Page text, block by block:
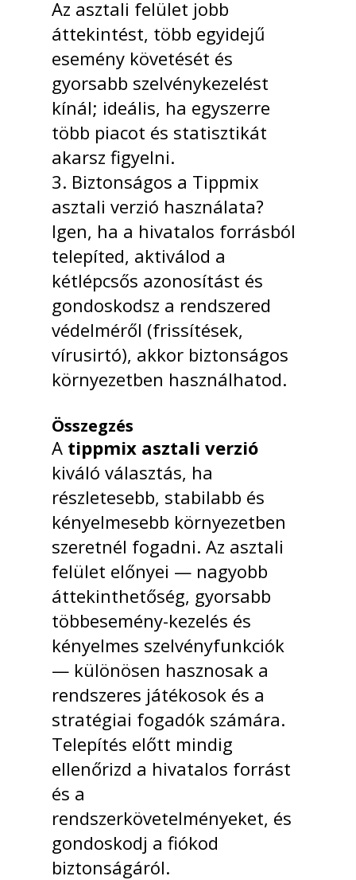
Az asztali felület jobb
áttekintést, több egyidejű
esemény követését és
gyorsabb szelvénykezelést
kínál; ideális, ha egyszerre
több piacot és statisztikát
akarsz figyelni.
3. Biztonságos a Tippmix
asztali verzió használata?
Igen, ha a hivatalos forrásból
telepíted, aktiválod a
kétlépcsős azonosítást és
gondoskodsz a rendszered
védelméről (frissítések,
vírusirtó), akkor biztonságos
környezetben használhatod.
Összegzés
A tippmix asztali verzió
kiváló választás, ha
részletesebb, stabilabb és
kényelmesebb környezetben
szeretnél fogadni. Az asztali
felület előnyei — nagyobb
áttekinthetőség, gyorsabb
többesemény-kezelés és
kényelmes szelvényfunkciók
— különösen hasznosak a
rendszeres játékosok és a
stratégiai fogadók számára.
Telepítés előtt mindig
ellenőrizd a hivatalos forrást
és a
rendszerkövetelményeket, és
gondoskodj a fiókod
biztonságáról.